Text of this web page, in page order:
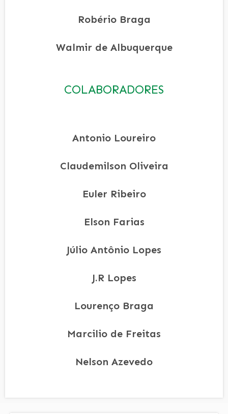
Robério Braga
Walmir de Albuquerque
COLABORADORES
Antonio Loureiro
Claudemilson Oliveira
Euler Ribeiro
Elson Farias
Júlio Antônio Lopes
J.R Lopes
Lourenço Braga
Marcilio de Freitas
Nelson Azevedo